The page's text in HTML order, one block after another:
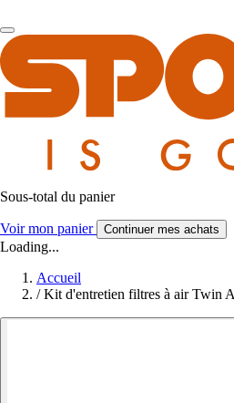
Sous-total du panier
Voir mon panier Continuer mes achats
Loading...
Accueil
/ Kit d'entretien filtres à air Twin